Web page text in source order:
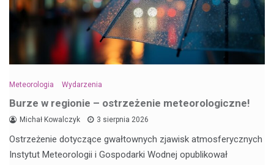
Meteorologia Wydarzenia
Burze w regionie – ostrzeżenie meteorologiczne!
Michał Kowalczyk 3 sierpnia 2026
Ostrzeżenie dotyczące gwałtownych zjawisk atmosferycznych
Instytut Meteorologii i Gospodarki Wodnej opublikował